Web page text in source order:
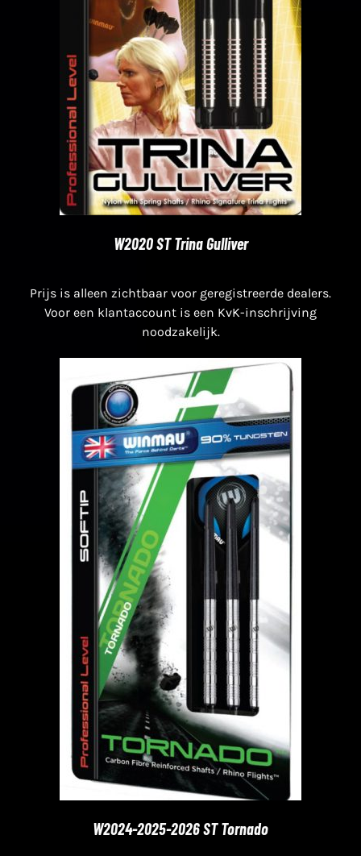
W2020 ST Trina Gulliver
Prijs is alleen zichtbaar voor geregistreerde dealers.
Voor een klantaccount is een KvK-inschrijving
noodzakelijk.
W2024-2025-2026 ST Tornado